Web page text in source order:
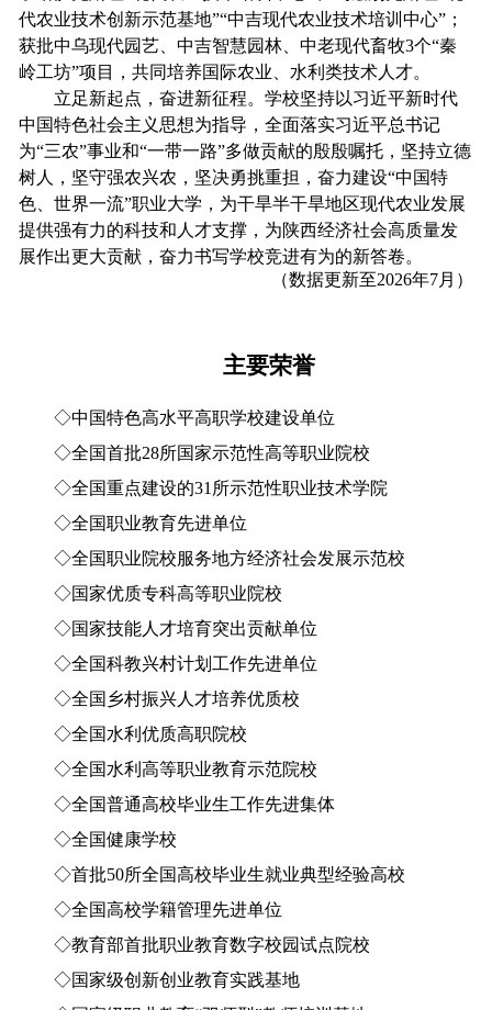
代农业技术创新示范基地”“中吉现代农业技术培训中心”；
获批中乌现代园艺、中吉智慧园林、中老现代畜牧3个“秦
岭工坊”项目，共同培养国际农业、水利类技术人才。
立足新起点，奋进新征程。学校坚持以习近平新时代
中国特色社会主义思想为指导，全面落实习近平总书记
为“三农”事业和“一带一路”多做贡献的殷殷嘱托，坚持立德
树人，坚守强农兴农，坚决勇挑重担，奋力建设“中国特
色、世界一流”职业大学，为干旱半干旱地区现代农业发展
提供强有力的科技和人才支撑，为陕西经济社会高质量发
展作出更大贡献，奋力书写学校竞进有为的新答卷。
（数据更新至2026年7月）
主要荣誉
◇中国特色高水平高职学校建设单位
◇全国首批28所国家示范性高等职业院校
◇全国重点建设的31所示范性职业技术学院
◇全国职业教育先进单位
◇全国职业院校服务地方经济社会发展示范校
◇国家优质专科高等职业院校
◇国家技能人才培育突出贡献单位
◇全国科教兴村计划工作先进单位
◇全国乡村振兴人才培养优质校
◇全国水利优质高职院校
◇全国水利高等职业教育示范院校
◇全国普通高校毕业生工作先进集体
◇全国健康学校
◇首批50所全国高校毕业生就业典型经验高校
◇全国高校学籍管理先进单位
◇教育部首批职业教育数字校园试点院校
◇国家级创新创业教育实践基地